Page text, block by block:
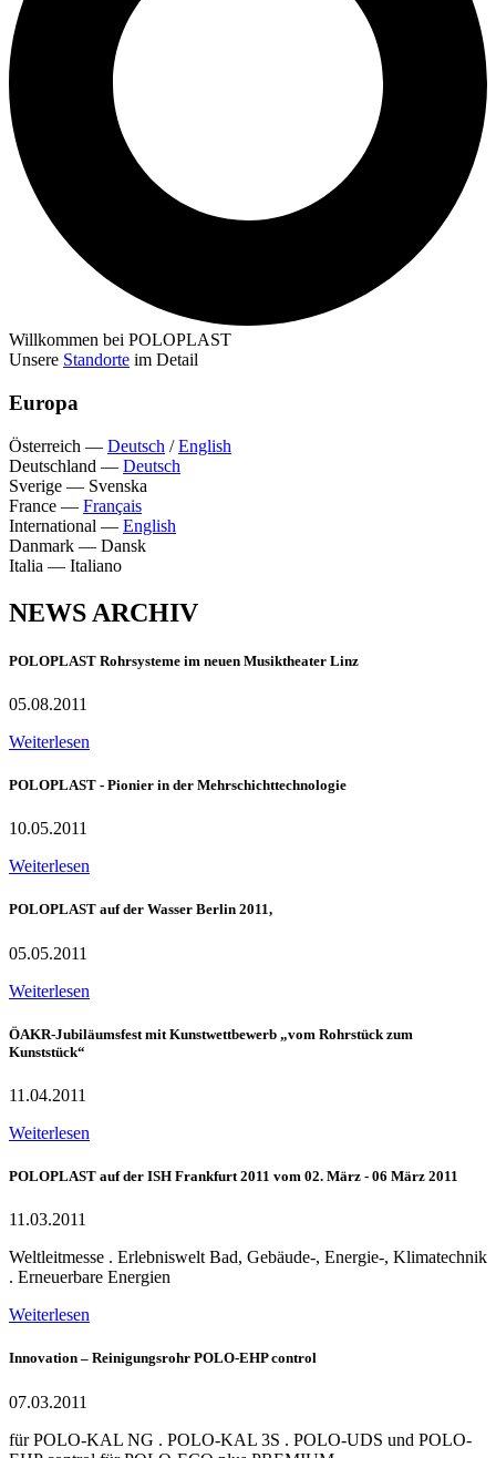
Willkommen bei POLOPLAST
Unsere Standorte im Detail
Europa
Österreich — Deutsch /English
Deutschland — Deutsch
Sverige — Svenska
France — Français
International — English
Danmark — Dansk
Italia — Italiano
NEWS ARCHIV
POLOPLAST Rohrsysteme im neuen Musiktheater Linz
05.08.2011
Weiterlesen
POLOPLAST - Pionier in der Mehrschichttechnologie
10.05.2011
Weiterlesen
POLOPLAST auf der Wasser Berlin 2011,
05.05.2011
Weiterlesen
ÖAKR-Jubiläumsfest mit Kunstwettbewerb „vom Rohrstück zum
Kunststück“
11.04.2011
Weiterlesen
POLOPLAST auf der ISH Frankfurt 2011 vom 02. März - 06 März 2011
11.03.2011
Weltleitmesse . Erlebniswelt Bad, Gebäude-, Energie-, Klimatechnik
. Erneuerbare Energien
Weiterlesen
Innovation – Reinigungsrohr POLO-EHP control
07.03.2011
für POLO-KAL NG . POLO-KAL 3S . POLO-UDS und POLO-